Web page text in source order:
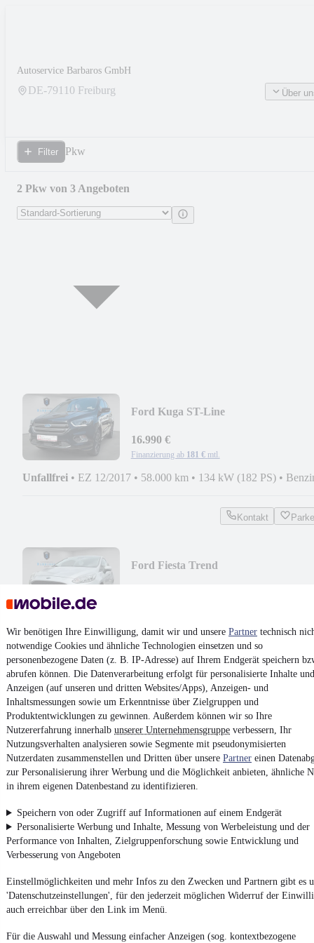
Wir benötigen Ihre Einwilligung, damit wir und unsere Partner technisch
notwendige Cookies und ähnliche Technologien einsetzen und so
personenbezogene Daten (z. B. IP-Adresse) auf Ihrem Endgerät speichern
abrufen können. Die Datenverarbeitung erfolgt für personalisierte Inhalte und
Anzeigen (auf unseren und dritten Websites/Apps), Anzeigen- und
Inhaltsmessungen sowie um Erkenntnisse über Zielgruppen und
Produktentwicklungen zu gewinnen. Außerdem können wir so Ihre
Nutzererfahrung innerhalb unserer Unternehmensgruppe verbessern, Ihr
Nutzungsverhalten analysieren sowie Segmente mit pseudonymisierten
Nutzerdaten zusammenstellen und Dritten über unsere Partner einen
zur Personalisierung ihrer Werbung und die Möglichkeit anbieten, ähnliche
in ihrem eigenen Datenbestand zu identifizieren.
Speichern von oder Zugriff auf Informationen auf einem Endgerät
Personalisierte Werbung und Inhalte, Messung von Werbeleistung und der
Performance von Inhalten, Zielgruppenforschung sowie Entwicklung und
Verbesserung von Angeboten
Einstellmöglichkeiten und mehr Infos zu den Zwecken und Partnern gibt es
'Datenschutzeinstellungen', für den jederzeit möglichen Widerruf der
auch erreichbar über den Link im Menü.
Für die Auswahl und Messung einfacher Anzeigen (sog. kontextbezogene
Autoservice Barbaros GmbH
DE-79110 Freiburg Über
Filter Pkw
2 Pkw von 3 Angeboten
Ford Kuga ST-Line
16.990 €
Finanzierung ab 181 € mtl.
Unfallfrei • EZ 12/2017 • 58.000 km • 134 kW (182 PS) •
Kontakt
Ford Fiesta Trend
Unfallfrei•EZ 12/2018• 61.000 km• 52 kW (71 PS)•Benzin
Kontakt
¹ MwSt. ausweisbar
4.6 Sterne
Nutze mobile.de schnell und einfach
Impressum
Vertrag widerrufen
Datenschutz